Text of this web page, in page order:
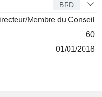
BRD
Membre du Conseil
60
01/01/2018